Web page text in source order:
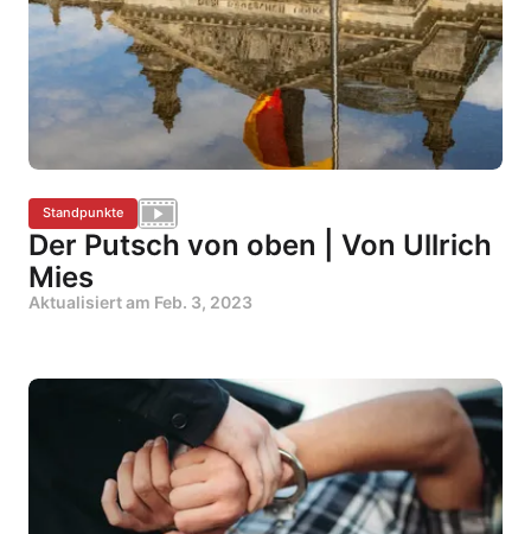
Standpunkte
Der Putsch von oben | Von Ullrich
Mies
Aktualisiert am Feb. 3, 2023